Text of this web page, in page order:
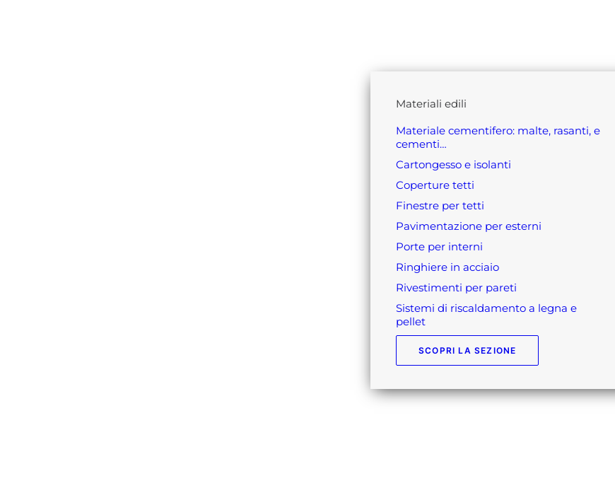
materiali edili
materiale cementifero: malte, rasanti, e
cementi…
cartongesso e isolanti
coperture tetti
finestre per tetti
pavimentazione per esterni
porte per interni
ringhiere in acciaio
rivestimenti per pareti
sistemi di riscaldamento a legna e
pellet
SCOPRI LA SEZIONE